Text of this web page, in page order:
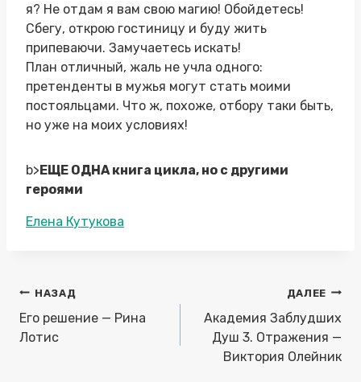
я? Не отдам я вам свою магию! Обойдетесь!
Сбегу, открою гостиницу и буду жить
припеваючи. Замучаетесь искать!
План отличный, жаль не учла одного:
претенденты в мужья могут стать моими
постояльцами. Что ж, похоже, отбору таки быть,
но уже на моих условиях!
b>ЕЩЕ ОДНА книга цикла, но с другими
героями
Метки
Елена Кутукова
Навигация
по
записям
НАЗАД
Его решение — Рина
Лотис
ДАЛЕЕ
Академия Заблудших
Душ 3. Отражения —
Виктория Олейник